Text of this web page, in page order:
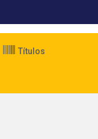
Títulos